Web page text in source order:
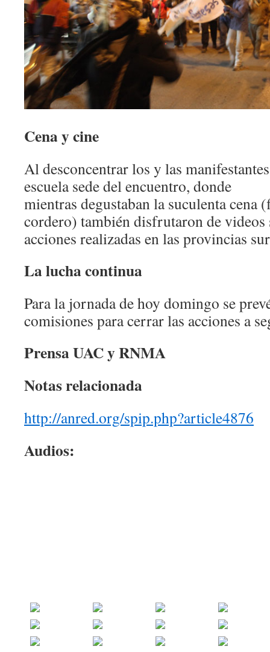
Cena y cine
Al desconcentrar los y las
escuela sede del encuentro, donde
mientras degustaban la suculenta cena
cordero) también disfrutaron de videos
acciones realizadas en las provincias
La lucha continua
Para la jornada de hoy domingo se
comisiones para cerrar las acciones a
Prensa UAC y RNMA
Notas relacionada
http://anred.org/spip.php?article4876
Audios: